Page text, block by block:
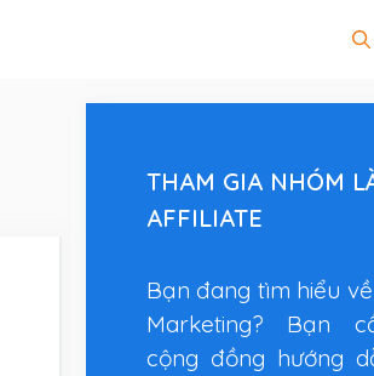
THAM GIA NHÓM
AFFILIATE
Bạn đang tìm hiểu
Marketing? Bạn
cộng đồng hướng